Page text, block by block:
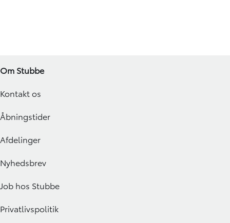
Om Stubbe
Kontakt os
Åbningstider
Afdelinger
Nyhedsbrev
Job hos Stubbe
Privatlivspolitik